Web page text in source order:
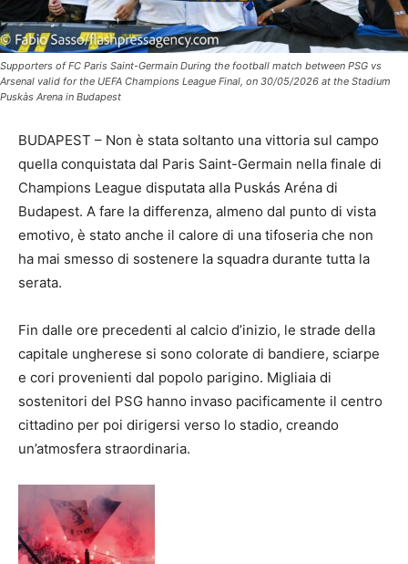
Supporters of FC Paris Saint-Germain During the football match between PSG vs
Arsenal valid for the UEFA Champions League Final, on 30/05/2026 at the Stadium
Puskàs Arena in Budapest
BUDAPEST – Non è stata soltanto una vittoria sul campo
quella conquistata dal Paris Saint-Germain nella finale di
Champions League disputata alla Puskás Aréna di
Budapest. A fare la differenza, almeno dal punto di vista
emotivo, è stato anche il calore di una tifoseria che non
ha mai smesso di sostenere la squadra durante tutta la
serata.
Fin dalle ore precedenti al calcio d’inizio, le strade della
capitale ungherese si sono colorate di bandiere, sciarpe
e cori provenienti dal popolo parigino. Migliaia di
sostenitori del PSG hanno invaso pacificamente il centro
cittadino per poi dirigersi verso lo stadio, creando
un’atmosfera straordinaria.